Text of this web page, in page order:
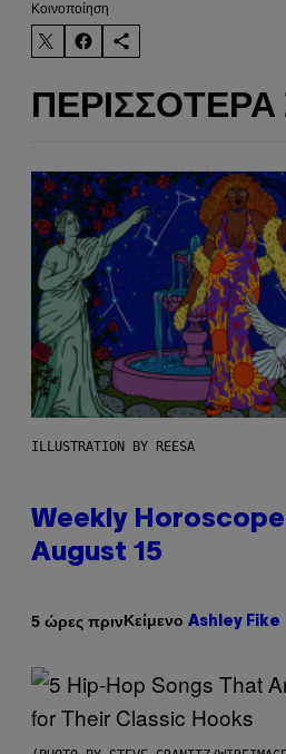
Kοινοποίηση
ILLUSTRATION BY REESA
Weekly
August 15
5 ώρες πρινΚείμενο Ashley Fike